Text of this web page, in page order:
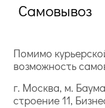
Самовывоз
Помимо
возможность
г. Москва, м.
строение 11,